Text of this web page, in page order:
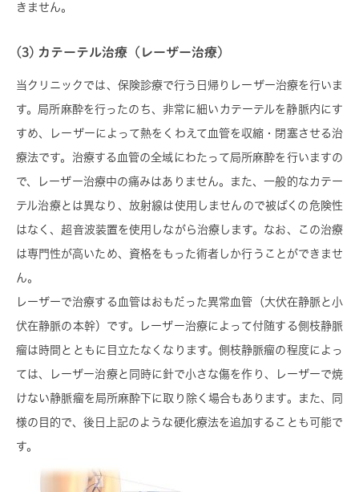
きません。
(3) カテーテル治療（レーザー治療）
当クリニックでは、保険診療で行う日帰りレーザー治療を行いま
す。局所麻酔を行ったのち、非常に細いカテーテルを静脈内にす
すめ、レーザーによって熱をくわえて血管を収縮・閉塞させる治
療法です。治療する血管の全域にわたって局所麻酔を行いますの
で、レーザー治療中の痛みはありません。また、一般的なカテー
テル治療とは異なり、放射線は使用しませんので被ばくの危険性
はなく、超音波装置を使用しながら治療します。なお、この治療
は専門性が高いため、資格をもった術者しか行うことができませ
ん。
レーザーで治療する血管はおもだった異常血管（大伏在静脈と小
伏在静脈の本幹）です。レーザー治療によって付随する側枝静脈
瘤は時間とともに目立たなくなります。側枝静脈瘤の程度によっ
ては、レーザー治療と同時に針で小さな傷を作り、レーザーで焼
けない静脈瘤を局所麻酔下に取り除く場合もあります。また、同
様の目的で、後日上記のような硬化療法を追加することも可能で
す。